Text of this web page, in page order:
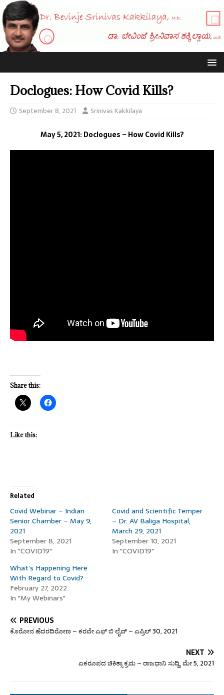
Doclogues: How Covid Kills?
September 8, 2021 Srinivas Kakkilaya
May 5, 2021:Doclogues – How Covid Kills?
Share this:
Like this:
Related
Covid Webinar – Indian
Senior Chamber – May 9,
2021
September 8, 2021
In "COVID19"
Covid and Scientific Temper
– Dr. AV Baliga Hospital,
March 29, 2021
September 10, 2021
In "COVID19"
What’s Happening Here
With Regard to Covid?
February 27, 2022
In "My Webinars"
PREVIOUS
ಕೊರೋನ ಹೆದರದಿರೋಣ – ಕರವೇ ಎಫ್ ಬಿ ಲೈವ್ – ಎಪ್ರಿಲ್ 30, 2021
NEXT
ಏಕರೂಪದ ಚಿಕಿತ್ಸಾ ಕ್ರಮ – ರಾಜಧಾನಿ ಸುದ್ದಿ, ಮೇ 5, 2021